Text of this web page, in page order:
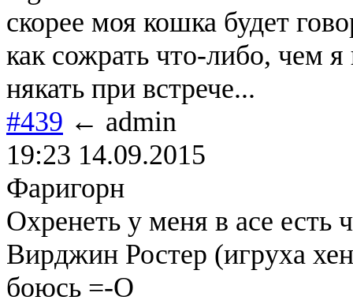
скорее моя кошка будет
как сожрать что-либо, чем
някать при встрече...
#439 ← admin
19:23 14.09.2015
Фаригорн
Охренеть у меня в асе есть
Вирджин Ростер (игруха
боюсь =-O